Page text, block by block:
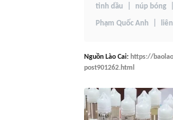
tinh dầu núp bóng
Phạm Quốc Anh
Nguồn Lào Cai: https://
post901262.html